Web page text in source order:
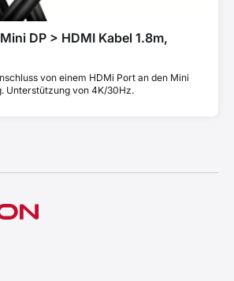
DP > HDMI Kabel 1.8m,
von einem HDMi Port an den Mini
Unterstützung von 4K/30Hz.